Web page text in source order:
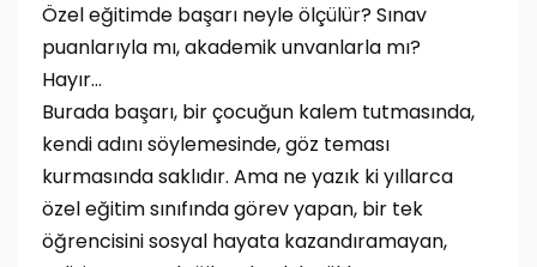
Özel eğitimde başarı neyle ölçülür? Sınav
puanlarıyla mı, akademik unvanlarla mı?
Hayır…
Burada başarı, bir çocuğun kalem tutmasında,
kendi adını söylemesinde, göz teması
kurmasında saklıdır. Ama ne yazık ki yıllarca
özel eğitim sınıfında görev yapan, bir tek
öğrencisini sosyal hayata kazandıramayan,